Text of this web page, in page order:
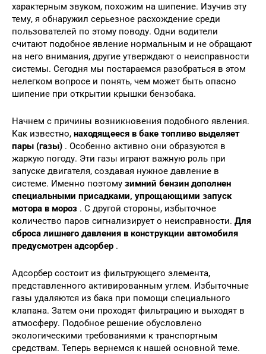
характерным звуком, похожим на шипение. Изучив эту
тему, я обнаружил серьезное расхождение среди
пользователей по этому поводу. Одни водители
считают подобное явление нормальным и не обращают
на него внимания, другие утверждают о неисправности
системы. Сегодня мы постараемся разобраться в этом
нелегком вопросе и понять, чем может быть опасно
шипение при открытии крышки бензобака.
Начнем с причины возникновения подобного явления.
Как известно, находящееся в баке топливо выделяет
пары (газы) . Особенно активно они образуются в
жаркую погоду. Эти газы играют важную роль при
запуске двигателя, создавая нужное давление в
системе. Именно поэтому зимний бензин дополнен
специальными присадками, упрощающими запуск
мотора в мороз . С другой стороны, избыточное
количество паров сигнализирует о неисправности. Для
сброса лишнего давления в конструкции автомобиля
предусмотрен адсорбер .
Адсорбер состоит из фильтрующего элемента,
представленного активированным углем. Избыточные
газы удаляются из бака при помощи специального
клапана. Затем они проходят фильтрацию и выходят в
атмосферу. Подобное решение обусловлено
экологическими требованиями к транспортным
средствам. Теперь вернемся к нашей основной теме.